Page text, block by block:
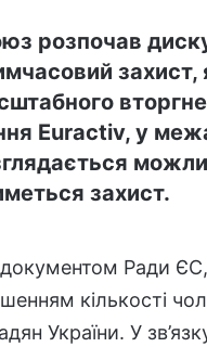
розпочав
захист,
Euractiv, у
захист.
документом Ради
кількості
України. У